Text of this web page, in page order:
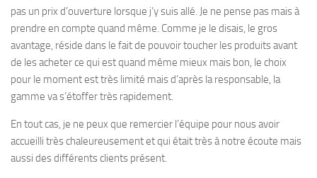
pas un prix d’ouverture lorsque j’y suis allé. Je ne pense pas mais à
prendre en compte quand même. Comme je le disais, le gros
avantage, réside dans le fait de pouvoir toucher les produits avant
de les acheter ce qui est quand même mieux mais bon, le choix
pour le moment est très limité mais d’après la responsable, la
gamme va s’étoffer très rapidement.
En tout cas, je ne peux que remercier l’équipe pour nous avoir
accueilli très chaleureusement et qui était très à notre écoute mais
aussi des différents clients présent.